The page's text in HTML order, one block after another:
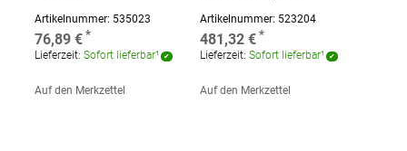
Artikelnummer: 535023
76,89 €
Lieferzeit: Sofort lieferbar¹
Auf den Merkzettel
Artikelnummer: 523204
481,32 €
Lieferzeit: Sofort lieferbar¹
Auf den Merkzettel